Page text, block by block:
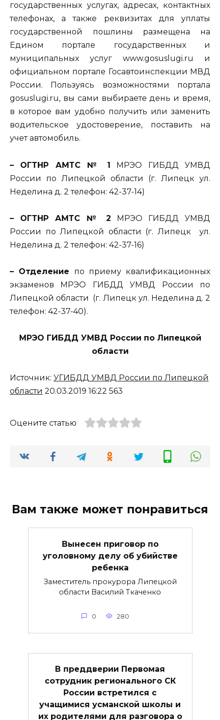
государственных услугах, адресах, контактных
телефонах, а также реквизитах для уплаты
государственной пошлины размещена на
Едином портале государственных и
муниципальных услуг www.gosuslugi.ru и
официальном портале Госавтоинспекции МВД
России. Пользуясь возможностями портала
gosuslugi.ru, вы сами выбираете день и время,
в которое вам удобно получить или заменить
водительское удостоверение, поставить на
учет автомобиль.
– ОГТНР АМТС № 1 МРЭО ГИБДД УМВД
России по Липецкой области (г. Липецк ул.
Неделина д. 2 телефон: 42-37-14)
– ОГТНР АМТС № 2 МРЭО ГИБДД УМВД
России по Липецкой области (г. Липецк ул.
Неделина д. 2 телефон: 42-37-16)
– Отделение по приему квалификационных
экзаменов МРЭО ГИБДД УМВД России по
Липецкой области (г. Липецк ул. Неделина д. 2
телефон: 42-37-40).
МРЭО ГИБДД УМВД России по Липецкой
области
Источник: УГИБДД УМВД России по Липецкой
области 20.03.2019 16:22 563
Оцените статью
Вам также может понравиться
Вынесен приговор по
уголовному делу об убийстве
ребенка
Заместитель прокурора Липецкой
области Василий Ткаченко
0 280
В преддверии Первомая
сотрудник регионального СК
России встретился с
учащимися усманской школы и
их родителями для разговора о